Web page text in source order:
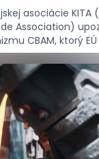
asociácie KITA
Association)
CBAM, ktorý
náročné